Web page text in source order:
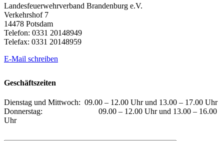
Landesfeuerwehrverband Brandenburg e.V.
Verkehrshof 7
14478 Potsdam
Telefon: 0331 20148949
Telefax: 0331 20148959
E-Mail schreiben
Geschäftszeiten
Dienstag und Mittwoch: 09.00 – 12.00 Uhr und 13.00 – 17.00 Uhr
Donnerstag: 09.00 – 12.00 Uhr und 13.00 – 16.00
Uhr